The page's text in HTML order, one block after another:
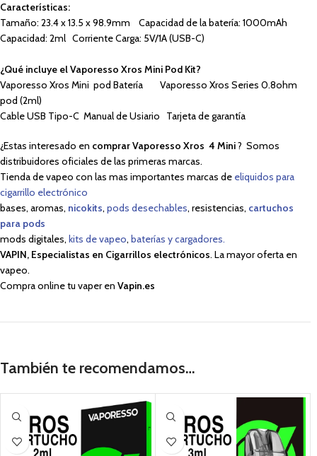
Características:
Tamaño: 23.4 x 13.5 x 98.9mm Capacidad de la batería: 1000mAh
Capacidad: 2ml Corriente Carga: 5V/1A (USB-C)
¿Qué incluye el Vaporesso Xros Mini Pod Kit?
Vaporesso Xros Mini pod Batería Vaporesso Xros Series 0.8ohm
pod (2ml)
Cable USB Tipo-C Manual de Usiario Tarjeta de garantía
¿Estas interesado en comprar Vaporesso Xros 4 Mini? Somos
distribuidores oficiales de las primeras marcas.
Tienda de vapeo con las mas importantes marcas de eliquidos para
cigarrillo electrónico
bases, aromas, nicokits, pods desechables, resistencias, cartuchos
para pods
mods digitales, kits de vapeo, baterías y cargadores.
VAPIN, Especialistas en Cigarrillos electrónicos. La mayor oferta en
vapeo.
Compra online tu vaper en Vapin.es
También te recomendamos…